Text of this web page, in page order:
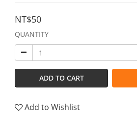
NT$50
QUANTITY
ADD TO CART
Add to Wishlist